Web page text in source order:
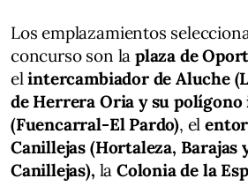
Los emplazamientos
concurso son la plaza de
elintercambiador de Aluche
de Herrera Oria y su
(Fuencarral-El Pardo), el
Canillejas (Hortaleza, Barajas
Canillejas), la Colonia de la